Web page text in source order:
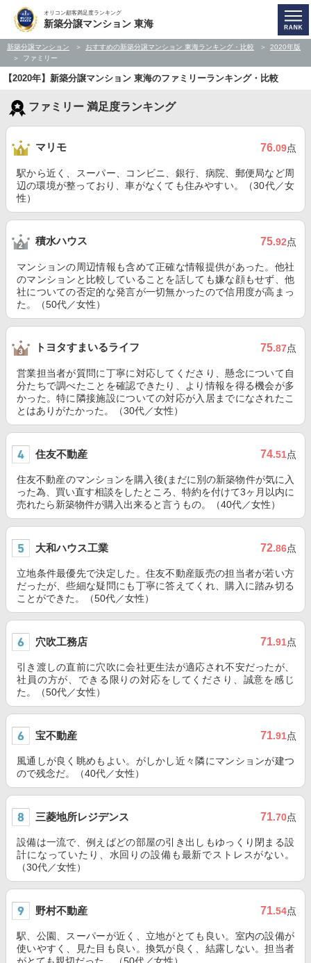
オリコン顧客満足度ランキング
新築分譲マンション 東海
新築分譲マンション おすすめの新築分譲マンション 東海ランキング・比較
2020年版
ファミリー
【2020年】新築分譲マンション 東海のファミリーランキング・比較
ファミリー 満足度ランキング
マリモ 76.09点
駅から近く、スーパー、コンビニ、銀行、病院、郵便局など周
辺の環境が整っており、車がなくても住みやすい。（30代／女
性）
積水ハウス 75.92点
マンションの周辺情報も含めて正確な情報提供があった。他社
のマンションと比較していることを話しても嫌な顔もせず、他
社についての否定的な発言が一切無かったので信用度が高まっ
た。（50代／女性）
トヨタすまいるライフ 75.87点
営業担当者が質問に丁寧に対応してくださり、懸念について自
分たちで調べたことを確認できたり、より情報を得る機会が多
かった。特に隣接施設についての対応が入居までになされたこ
とはありがたかった。（30代／女性）
住友不動産 74.51点
住友不動産のマンションを購入後(まだに別の新築物件が気に入
った為、買い直す相談をしたところ、特約を付けて3ヶ月以内に
売れたら新築物件が購入出来ると言うもの。（40代／女性）
大和ハウス工業 72.86点
立地条件最優先で決定した。住友不動産販売の担当者が若い方
だったが、些細な疑問にも丁寧に答えてくれ、購入に踏み切る
ことができた。（50代／女性）
穴吹工務店 71.91点
引き渡しの直前に穴吹に会社更生法が適応され不安だったが、
社員の方が、できる限りの対応をしてくださり、誠意を感じ
た。（50代／女性）
宝不動産 71.91点
風通しが良く眺めもよい。がしかし近々隣にマンションが建つ
ので残念だ。（40代／女性）
三菱地所レジデンス 71.70点
設備は一流で、例えばどの部屋の引き出しもゆっくり閉まる設
計になっていたり、水回りの設備も最新でストレスがない。
（30代／女性）
野村不動産 71.54点
駅、公園、スーパーが近く、立地がとても良い。室内の設備が
使いやすく、見た目も良い。換気が良く、結露しない。担当者